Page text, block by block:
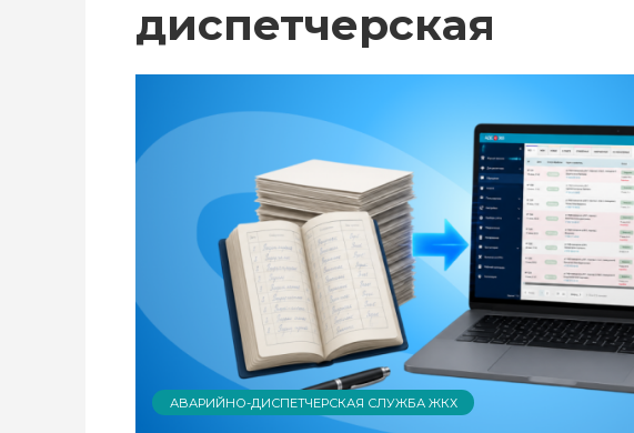
диспетчерская
АВАРИЙНО-ДИСПЕТЧЕРСКАЯ СЛУЖБА ЖКХ